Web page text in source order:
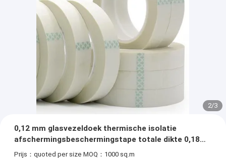
2/3
0,12 mm glasvezeldoek thermische isolatie
afschermingsbeschermingstape totale dikte 0,18
mm
Prijs：quoted per size MOQ：1000 sq.m